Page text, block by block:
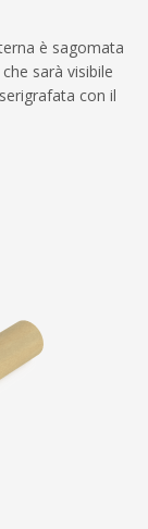
è sagomata
sarà visibile
con il